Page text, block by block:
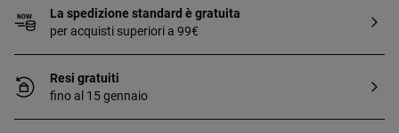
(altezza x larghezza x profondità):
20 x 25 x 12 cm.
La spedizione standard è gratuita
per acquisti superiori a 99€
Resi gratuiti
fino al 15 gennaio